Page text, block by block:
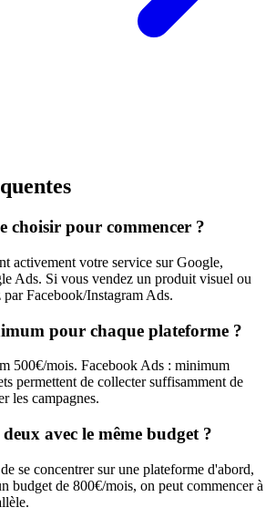
choisir pour commencer ?
activement votre service sur Google,
Ads. Si vous vendez un produit visuel ou
Facebook/Instagram Ads.
pour chaque plateforme ?
500€/mois. Facebook Ads : minimum
permettent de collecter suffisamment de
les campagnes.
avec le même budget ?
se concentrer sur une plateforme d'abord,
budget de 800€/mois, on peut commencer à